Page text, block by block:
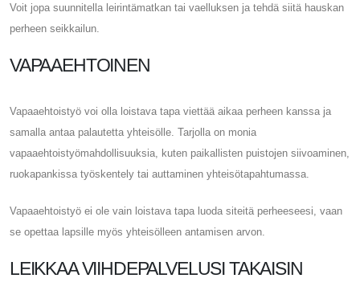
Voit jopa suunnitella leirintämatkan tai vaelluksen ja tehdä siitä hauskan
perheen seikkailun.
VAPAAEHTOINEN
Vapaaehtoistyö voi olla loistava tapa viettää aikaa perheen kanssa ja
samalla antaa palautetta yhteisölle. Tarjolla on monia
vapaaehtoistyömahdollisuuksia, kuten paikallisten puistojen siivoaminen,
ruokapankissa työskentely tai auttaminen yhteisötapahtumassa.
Vapaaehtoistyö ei ole vain loistava tapa luoda siteitä perheeseesi, vaan
se opettaa lapsille myös yhteisölleen antamisen arvon.
LEIKKAA VIIHDEPALVELUSI TAKAISIN